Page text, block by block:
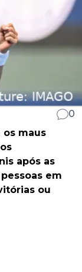
0
os maus
após as
em
ou